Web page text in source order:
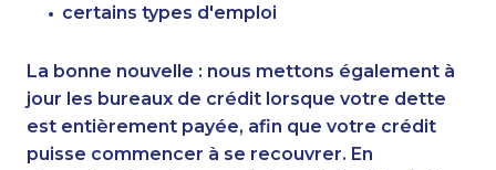
certains types d'emploi
La bonne nouvelle : nous mettons également à
jour les bureaux de crédit lorsque votre dette
est entièrement payée, afin que votre crédit
puisse commencer à se recouvrer. En